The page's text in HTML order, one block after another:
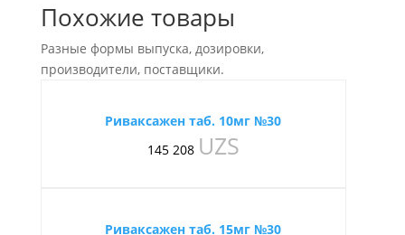
Похожие товары
Разные формы выпуска, дозировки,
производители, поставщики.
Риваксажен таб. 10мг №30
145 208 UZS
Риваксажен таб. 15мг №30